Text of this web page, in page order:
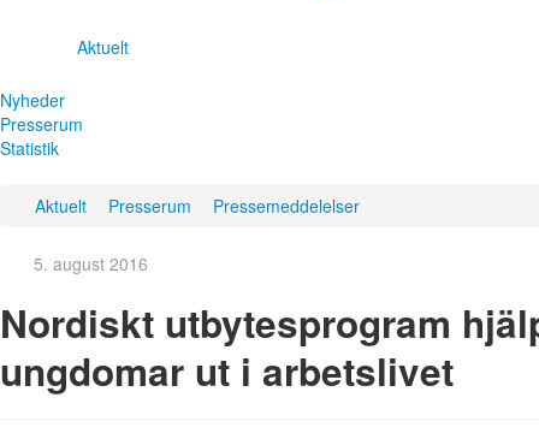
Aktuelt
Nyheder
Presserum
Statistik
Aktuelt Presserum Pressemeddelelser
5. august 2016
Nordiskt utbytesprogram
ungdomar ut i arbetslivet